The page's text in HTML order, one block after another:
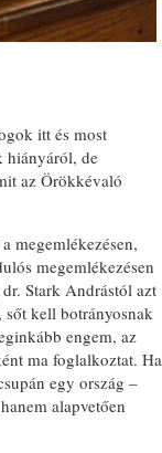
itt és most
hiányáról, de
az Örökkévaló
megemlékezésen,
megemlékezésen
Stark Andrástól azt
kell botrányosnak
engem, az
ma foglalkoztat. Ha
egy ország –
alapvetően